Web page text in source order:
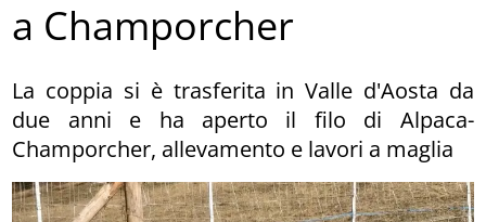
a Champorcher
La coppia si è trasferita in Valle d'Aosta da
due anni e ha aperto il filo di Alpaca-
Champorcher, allevamento e lavori a maglia